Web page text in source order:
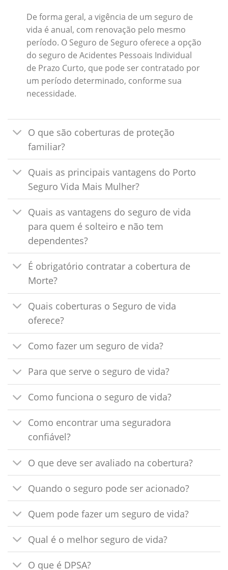
De forma geral, a vigência de um seguro de
vida é anual, com renovação pelo mesmo
período. O Seguro de Seguro oferece a opção
do seguro de Acidentes Pessoais Individual
de Prazo Curto, que pode ser contratado por
um período determinado, conforme sua
necessidade.
O que são coberturas de proteção
familiar?
Quais as principais vantagens do Porto
Seguro Vida Mais Mulher?
Quais as vantagens do seguro de vida
para quem é solteiro e não tem
dependentes?
É obrigatório contratar a cobertura de
Morte?
Quais coberturas o Seguro de vida
oferece?
Como fazer um seguro de vida?
Para que serve o seguro de vida?
Como funciona o seguro de vida?
Como encontrar uma seguradora
confiável?
O que deve ser avaliado na cobertura?
Quando o seguro pode ser acionado?
Quem pode fazer um seguro de vida?
Qual é o melhor seguro de vida?
O que é DPSA?